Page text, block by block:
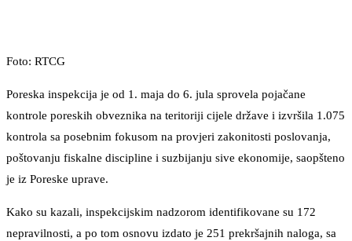
Foto: RTCG
Poreska inspekcija je od 1. maja do 6. jula sprovela pojačane
kontrole poreskih obveznika na teritoriji cijele države i izvršila 1.075
kontrola sa posebnim fokusom na provjeri zakonitosti poslovanja,
poštovanju fiskalne discipline i suzbijanju sive ekonomije, saopšteno
je iz Poreske uprave.
Kako su kazali, inspekcijskim nadzorom identifikovane su 172
nepravilnosti, a po tom osnovu izdato je 251 prekršajnih naloga, sa